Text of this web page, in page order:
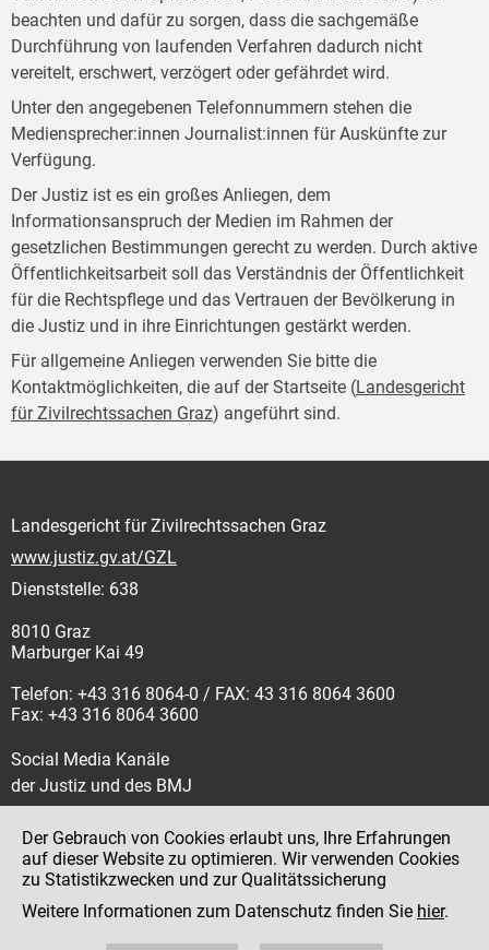
beachten und dafür zu sorgen, dass die sachgemäße
Durchführung von laufenden Verfahren dadurch nicht
vereitelt, erschwert, verzögert oder gefährdet wird.
Unter den angegebenen Telefonnummern stehen die
Mediensprecher:innen Journalist:innen für Auskünfte zur
Verfügung.
Der Justiz ist es ein großes Anliegen, dem
Informationsanspruch der Medien im Rahmen der
gesetzlichen Bestimmungen gerecht zu werden. Durch aktive
Öffentlichkeitsarbeit soll das Verständnis der Öffentlichkeit
für die Rechtspflege und das Vertrauen der Bevölkerung in
die Justiz und in ihre Einrichtungen gestärkt werden.
Für allgemeine Anliegen verwenden Sie bitte die
Kontaktmöglichkeiten, die auf der Startseite (Landesgericht
für Zivilrechtssachen Graz) angeführt sind.
Landesgericht für Zivilrechtssachen Graz
www.justiz.gv.at/GZL
Dienststelle: 638
8010 Graz
Marburger Kai 49
Telefon: +43 316 8064-0 / FAX: 43 316 8064 3600
Fax: +43 316 8064 3600
Social Media Kanäle
der Justiz und des BMJ
Impressum
Datenschutz
Der Gebrauch von Cookies erlaubt uns, Ihre Erfahrungen
auf dieser Website zu optimieren. Wir verwenden Cookies
zu Statistikzwecken und zur Qualitätssicherung
Weitere Informationen zum Datenschutz finden Sie hier.